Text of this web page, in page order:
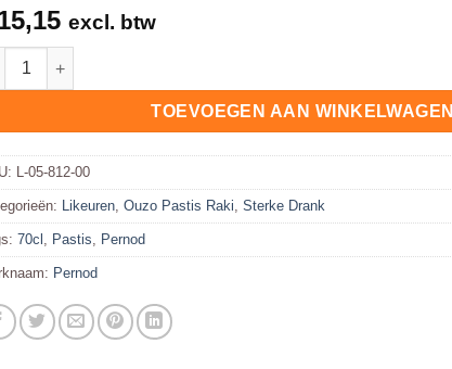
excl. btw
70cl hoeveelheid
TOEVOEGEN AAN WINKELWAGEN
L-05-812-00
Likeuren Ouzo Pastis Raki Sterke Drank
70cl Pastis Pernod
Pernod